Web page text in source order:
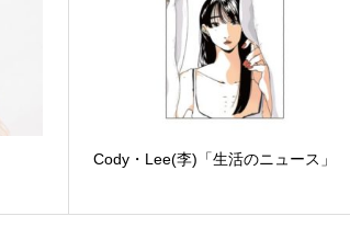
Cody・Lee(李)「生活のニュース」